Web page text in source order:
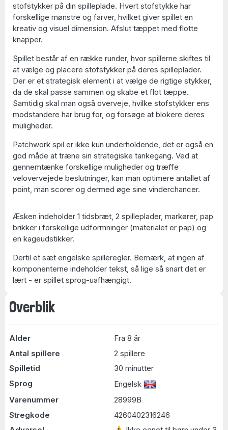
Overblik
Alder
Fra 8 år
Antal spillere
2 spillere
Spilletid
30 minutter
Sprog
Engelsk
Varenummer
28999B
Stregkode
4260402316246
stofstykker på din spilleplade. Hvert stofstykke har
forskellige mønstre og farver, hvilket giver spillet en
kreativ og visuel dimension. Afslut tæppet med flotte
knapper.
Spillet består af en række runder, hvor spillerne skiftes til
at vælge og placere stofstykker på deres spilleplader.
Der er et strategisk element i at vælge de rigtige stykker,
da de skal passe sammen og skabe et flot tæppe.
Samtidig skal man også overveje, hvilke stofstykker ens
modstandere har brug for, og forsøge at blokere deres
muligheder.
Patchwork spil er ikke kun underholdende, det er også en
god måde at træne sin strategiske tankegang. Ved at
gennemtænke forskellige muligheder og træffe
velovervejede beslutninger, kan man optimere antallet af
point, man scorer og dermed øge sine vinderchancer.
Æsken indeholder 1 tidsbræt, 2 spilleplader, markører, pap
brikker i forskellige udformninger (materialet er pap) og
en kageudstikker.
Dertil et sæt engelske spilleregler. Bemærk, at ingen af
komponenterne indeholder tekst, så lige så snart det er
lært - er spillet sprog-uafhængigt.